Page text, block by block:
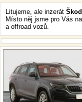
Litujeme, ale inzerát
Místo něj jsme pro Vás
a offroad vozů.